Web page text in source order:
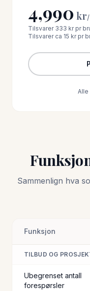
4,990 kr/
Tilsvarer 333 krpr
Tilsvarer ca 15 kr pr
Alle
Sammenlign hva
Funksjon
TILBUD OG
Ubegrenset antall
forespørsler